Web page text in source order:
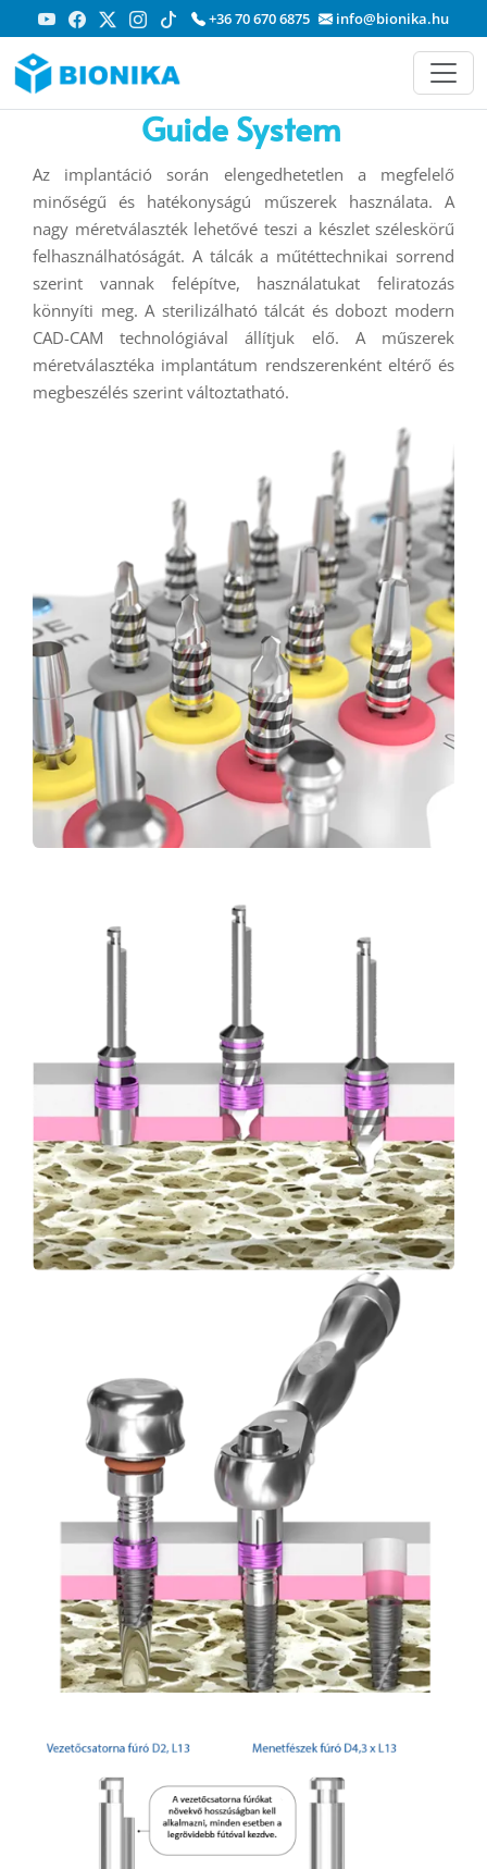
+36 70 670 6875 info@bionika.hu
Guide System
Az implantáció során elengedhetetlen a megfelelő
minőségű és hatékonyságú műszerek használata. A
nagy méretválaszték lehetővé teszi a készlet széleskörű
felhasználhatóságát. A tálcák a műtéttechnikai sorrend
szerint vannak felépítve, használatukat feliratozás
könnyíti meg. A sterilizálható tálcát és dobozt modern
CAD-CAM technológiával állítjuk elő. A műszerek
méretválasztéka implantátum rendszerenként eltérő és
megbeszélés szerint változtatható.